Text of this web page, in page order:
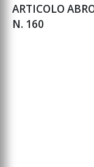
ARTICOLO
N. 160